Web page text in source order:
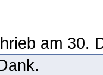
am 30.